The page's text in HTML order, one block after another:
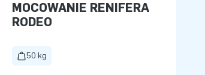
MOCOWANIE RENIFERA
RODEO
50 kg